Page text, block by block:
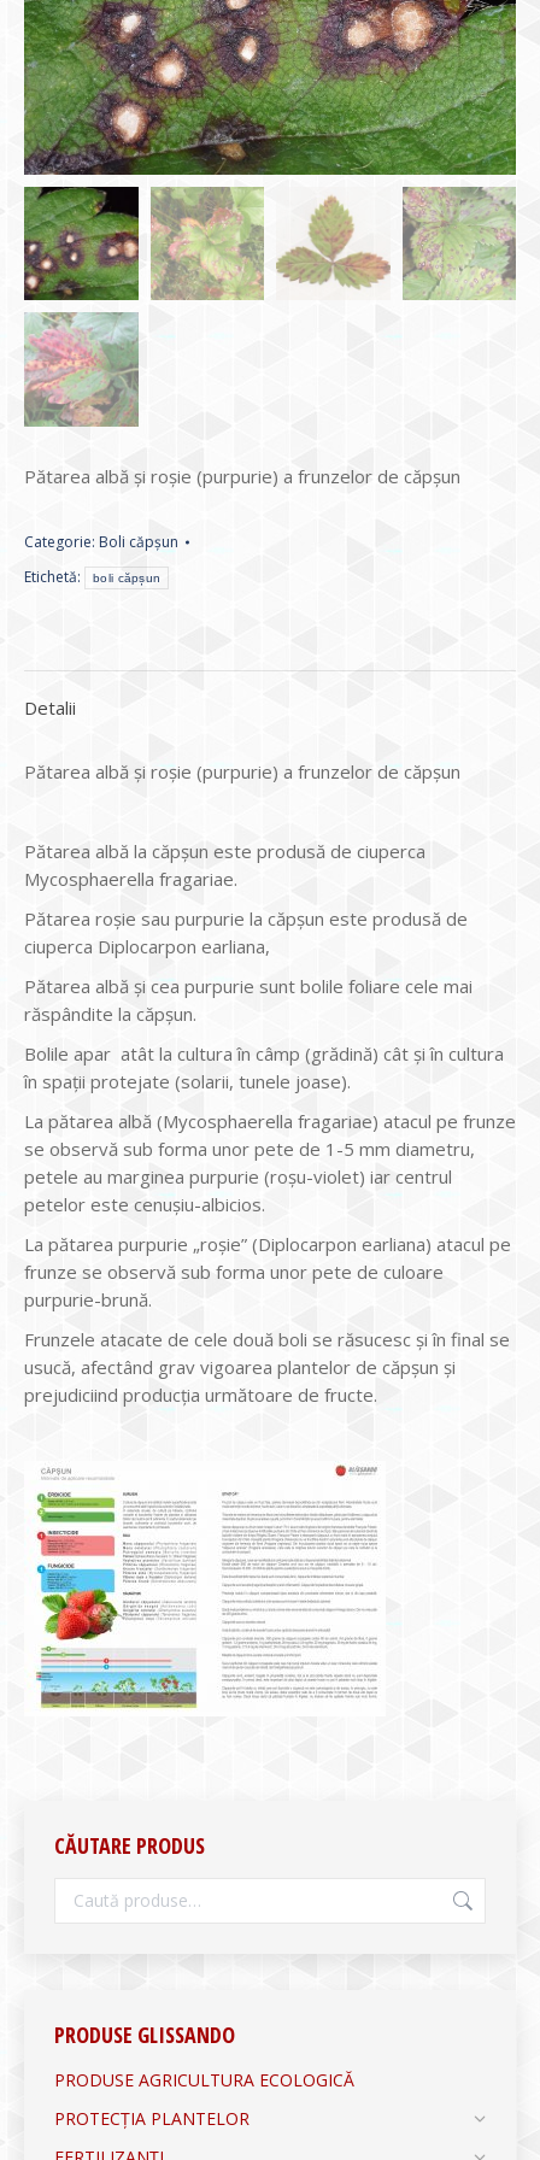
Pătarea albă și roșie (purpurie) a frunzelor de căpșun
Categorie: Boli căpșun
Etichetă:
boli căpșun
Detalii
Pătarea albă și roșie (purpurie) a frunzelor de căpșun
Pătarea albă la căpșun este produsă de ciuperca
Mycosphaerella fragariae.
Pătarea roșie sau purpurie la căpșun este produsă de
ciuperca Diplocarpon earliana,
Pătarea albă și cea purpurie sunt bolile foliare cele mai
răspândite la căpșun.
Bolile apar atât la cultura în câmp (grădină) cât și în cultura
în spații protejate (solarii, tunele joase).
La pătarea albă (Mycosphaerella fragariae) atacul pe frunze
se observă sub forma unor pete de 1-5 mm diametru,
petele au marginea purpurie (roșu-violet) iar centrul
petelor este cenușiu-albicios.
La pătarea purpurie „roșie” (Diplocarpon earliana) atacul pe
frunze se observă sub forma unor pete de culoare
purpurie-brună.
Frunzele atacate de cele două boli se răsucesc și în final se
usucă, afectând grav vigoarea plantelor de căpșun și
prejudiciind producția următoare de fructe.
CĂUTARE PRODUS
PRODUSE GLISSANDO
PRODUSE AGRICULTURA ECOLOGICĂ
PROTECȚIA PLANTELOR